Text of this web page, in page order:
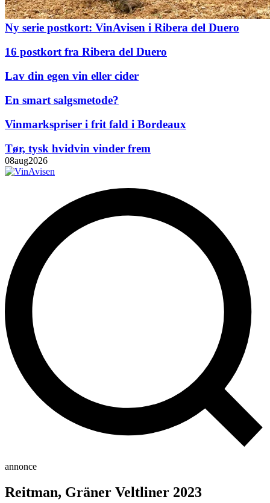
Ny serie postkort: VinAvisen i Ribera del Duero
16 postkort fra Ribera del Duero
Lav din egen vin eller cider
En smart salgsmetode?
Vinmarkspriser i frit fald i Bordeaux
Tør, tysk hvidvin vinder frem
08aug2026
annonce
Reitman, Gräner Veltliner 2023